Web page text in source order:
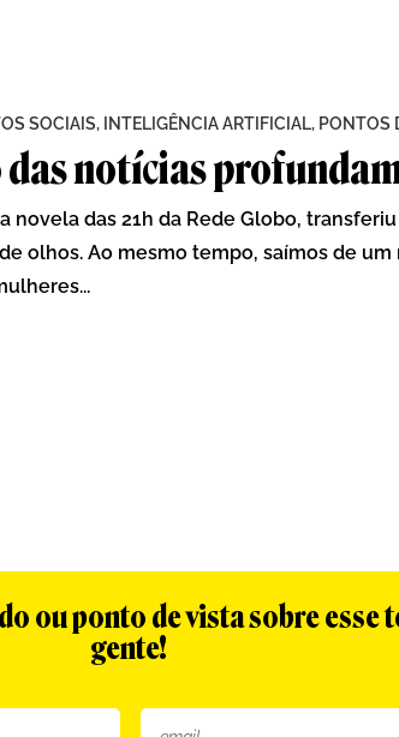
notícias
SOCIAIS, INTELIGÊNCIA ARTIFICIAL, PONTOS
novela das 21h da Rede Globo,
olhos. Ao mesmo tempo, saímos de
ou ponto de vista sobre esse
gente!